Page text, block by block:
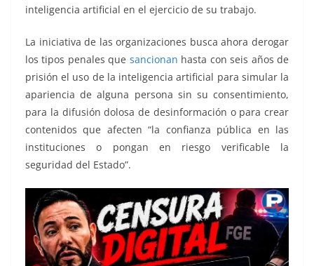
inteligencia artificial en el ejercicio de su trabajo.
La iniciativa de las organizaciones busca ahora derogar
los tipos penales que sancionan hasta con seis años de
prisión el uso de la inteligencia artificial para simular la
apariencia de alguna persona sin su consentimiento,
para la difusión dolosa de desinformación o para crear
contenidos que afecten “la confianza pública en las
instituciones o pongan en riesgo verificable la
seguridad del Estado”.